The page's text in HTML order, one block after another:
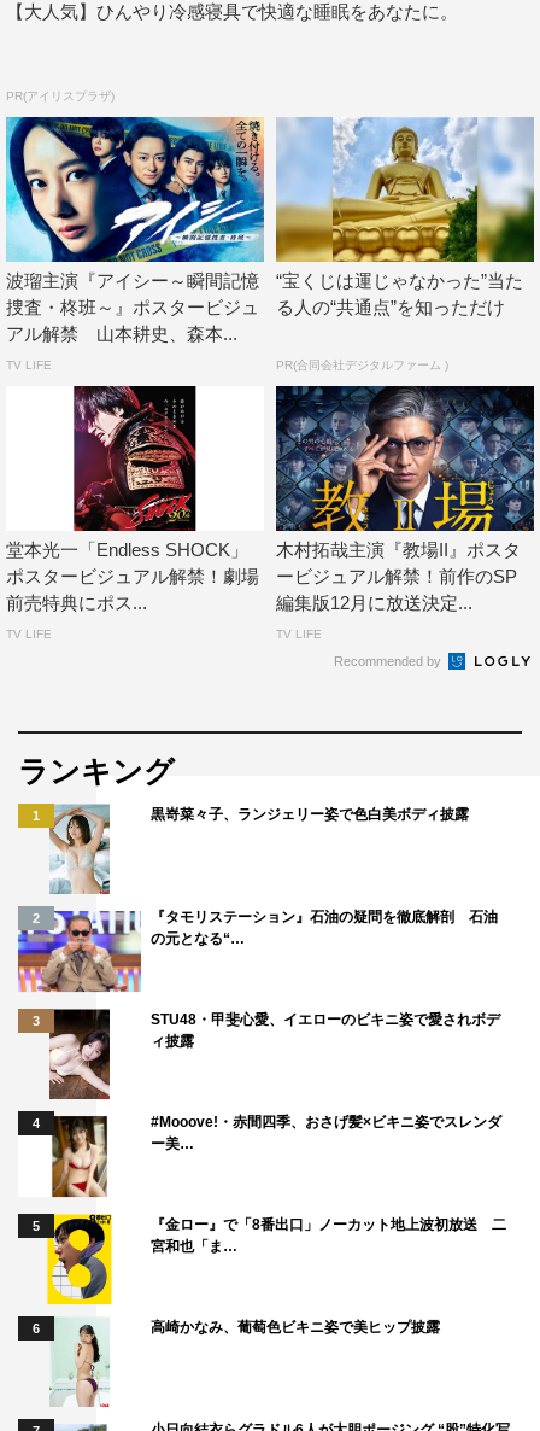
不明の焦りを感じる、このご時世を生きる若者に深く共感
しながらも、何かささやかな手助けは出来ないだろうかと
考え、この作品をつくりました」と本作を製作したきっか
けを明かす。
さらに「私は諦めてしまっていた青春を、素敵な役者陣が
見せてくれました。生まれてはじめての感情に触れた瞬間
かせた。
＜作品情報＞
「夏、至るころ」
2020年12月4日（金）全国順次ロードショー
出演：倉悠貴 石内呂依 さいとうなり 安部賢一 杉野
希妃 大塚まさじ 高良健吾 リリー・フランキー 原日
出子
原案・監督：池田エライザ
配給・宣伝：キネマ旬報DD 映画24区
＜ストーリー＞
翔と泰我は福岡県田川市の高校3年生。子どもの頃からの
親友で、ずっと一緒に和太鼓の訓練をしてきた。だが夏祭
りを前にしたある日、泰我が受験勉強に専念するから太鼓
を辞めると言い出す。それを聞いた翔は愕然としてしま
う。自分は何がしたいんだろう、どうしたらいいのかわか
らない。そんな翔の前にギターを背負った少女、都が現れ
【大人気】ひんやり冷感寝具で快適な睡眠をあなたに。
PR(アイリスプラザ)
波瑠主演『アイシー～瞬間記憶
捜査・柊班～』ポスタービジュ
アル解禁 山本耕史、森本...
TV LIFE
“宝くじは運じゃなかった”当た
る人の“共通点”を知っただけ
PR(合同会社デジタルファーム )
堂本光一「Endless SHOCK」
ポスタービジュアル解禁！劇場
前売特典にポス...
TV LIFE
木村拓哉主演『教場II』ポスタ
ービジュアル解禁！前作のSP
編集版12月に放送決定...
TV LIFE
Recommended by
ランキング
1 黒嵜菜々子、ランジェリー姿で色白美ボディ披露
2
『タモリステーション』石油の疑問を徹底解剖 石油
の元となる“…
3
STU48・甲斐心愛、イエローのビキニ姿で愛されボデ
ィ披露
4
#Mooove!・赤間四季、おさげ髪×ビキニ姿でスレンダ
ー美…
5
『金ロー』で「8番出口」ノーカット地上波初放送 二
宮和也「ま…
6 高崎かなみ、葡萄色ビキニ姿で美ヒップ披露